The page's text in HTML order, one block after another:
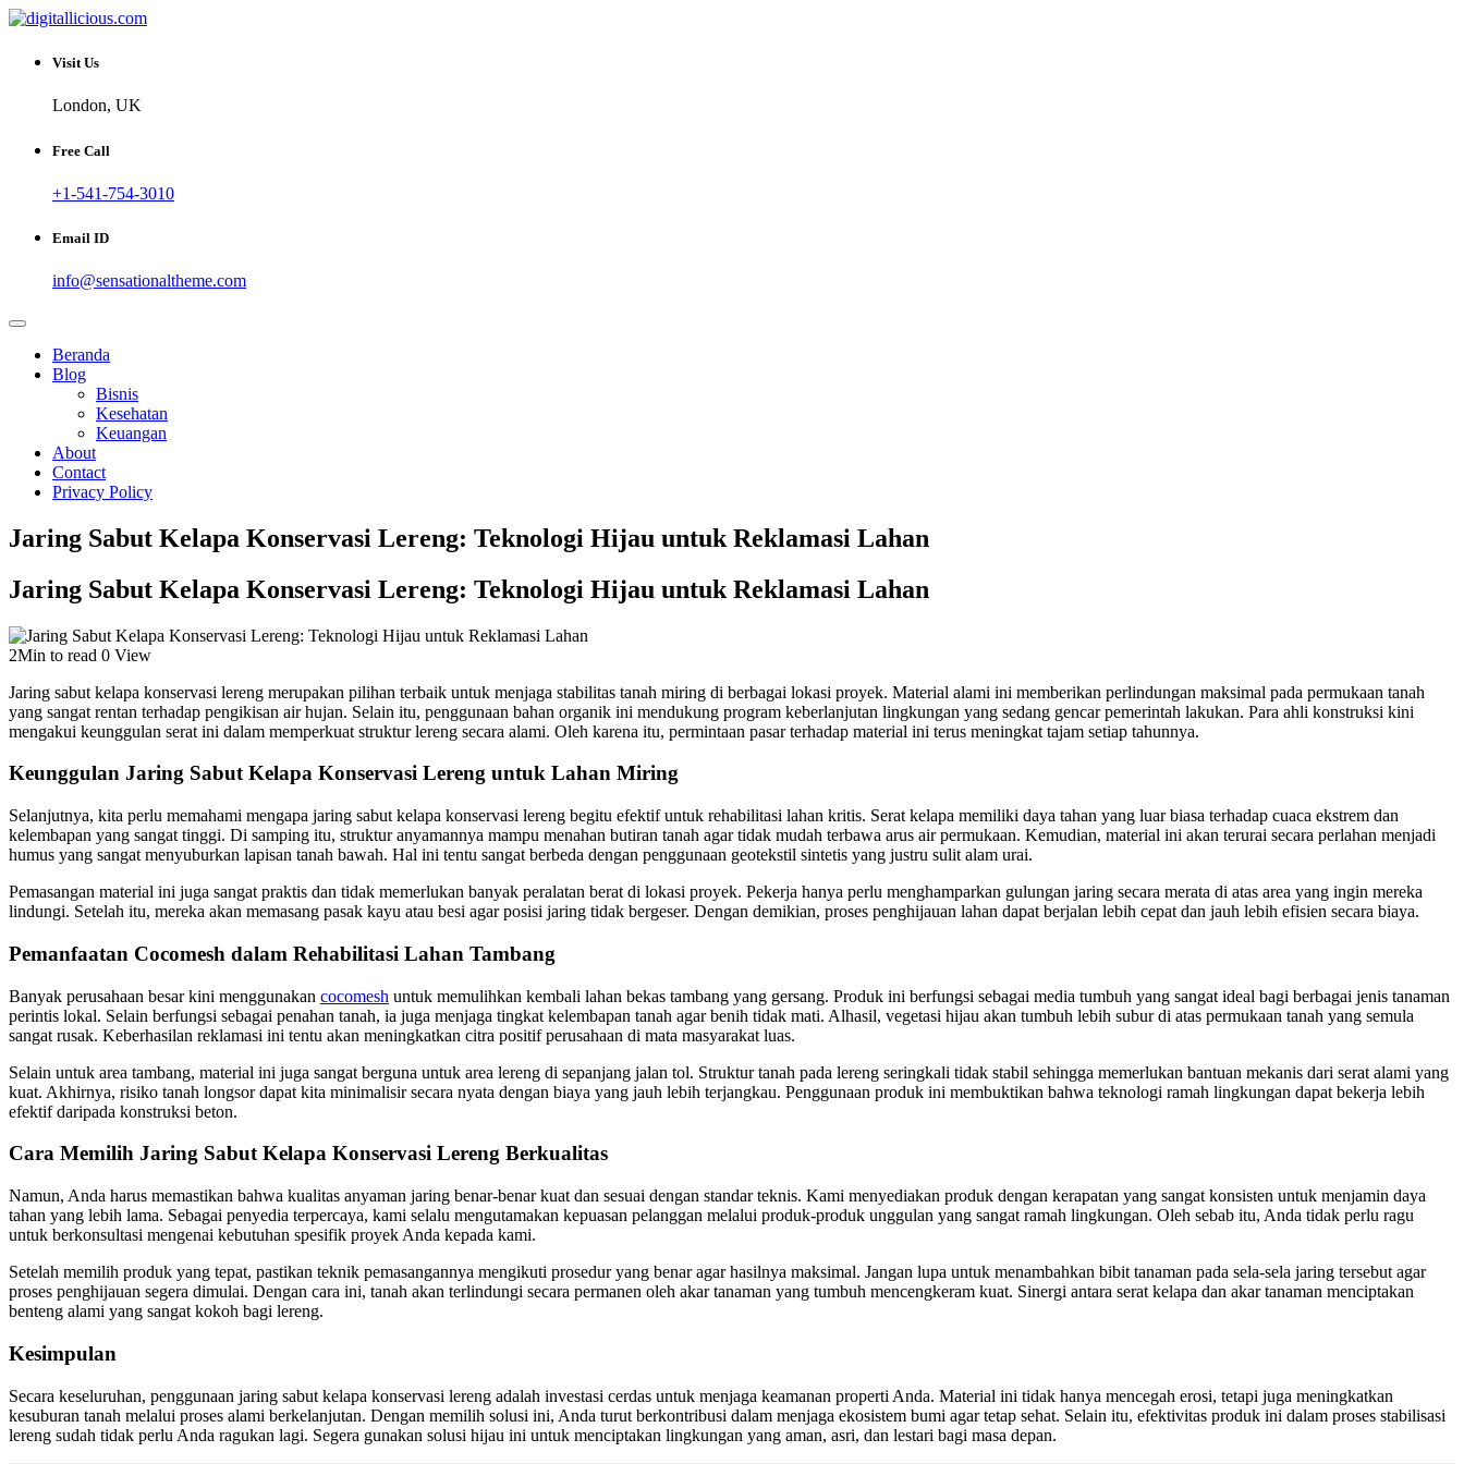
Skip
content
digitallicious.com
Sharing Digital Information
Visit Us
London, UK
Free Call
+1-541-754-3010
Email ID
info@sensationaltheme.com
Beranda
Blog
Bisnis
Kesehatan
Keuangan
About
Contact
Privacy Policy
Jaring Sabut Kelapa Konservasi Lereng: Teknologi Hijau untuk Reklamasi Lahan
Jaring Sabut Kelapa Konservasi Lereng: Teknologi Hijau untuk Reklamasi Lahan
2Min to read 0 View
Jaring sabut kelapa konservasi lereng merupakan pilihan terbaik untuk menjaga stabilitas tanah miring di berbagai lokasi proyek. Material alami ini memberikan perlindungan maksimal pada permukaan tanah
yang sangat rentan terhadap pengikisan air hujan. Selain itu, penggunaan bahan organik ini mendukung program keberlanjutan lingkungan yang sedang gencar pemerintah lakukan. Para ahli konstruksi kini
mengakui keunggulan serat ini dalam memperkuat struktur lereng secara alami. Oleh karena itu, permintaan pasar terhadap material ini terus meningkat tajam setiap tahunnya.
Keunggulan Jaring Sabut Kelapa Konservasi Lereng untuk Lahan Miring
Selanjutnya, kita perlu memahami mengapa jaring sabut kelapa konservasi lereng begitu efektif untuk rehabilitasi lahan kritis. Serat kelapa memiliki daya tahan yang luar biasa terhadap cuaca ekstrem dan
kelembapan yang sangat tinggi. Di samping itu, struktur anyamannya mampu menahan butiran tanah agar tidak mudah terbawa arus air permukaan. Kemudian, material ini akan terurai secara perlahan menjadi
humus yang sangat menyuburkan lapisan tanah bawah. Hal ini tentu sangat berbeda dengan penggunaan geotekstil sintetis yang justru sulit alam urai.
Pemasangan material ini juga sangat praktis dan tidak memerlukan banyak peralatan berat di lokasi proyek. Pekerja hanya perlu menghamparkan gulungan jaring secara merata di atas area yang ingin mereka
lindungi. Setelah itu, mereka akan memasang pasak kayu atau besi agar posisi jaring tidak bergeser. Dengan demikian, proses penghijauan lahan dapat berjalan lebih cepat dan jauh lebih efisien secara biaya.
Pemanfaatan Cocomesh dalam Rehabilitasi Lahan Tambang
Banyak perusahaan besar kini menggunakan cocomesh untuk memulihkan kembali lahan bekas tambang yang gersang. Produk ini berfungsi sebagai media tumbuh yang sangat ideal bagi berbagai jenis tanaman
perintis lokal. Selain berfungsi sebagai penahan tanah, ia juga menjaga tingkat kelembapan tanah agar benih tidak mati. Alhasil, vegetasi hijau akan tumbuh lebih subur di atas permukaan tanah yang semula
sangat rusak. Keberhasilan reklamasi ini tentu akan meningkatkan citra positif perusahaan di mata masyarakat luas.
Selain untuk area tambang, material ini juga sangat berguna untuk area lereng di sepanjang jalan tol. Struktur tanah pada lereng seringkali tidak stabil sehingga memerlukan bantuan mekanis dari serat alami yang
kuat. Akhirnya, risiko tanah longsor dapat kita minimalisir secara nyata dengan biaya yang jauh lebih terjangkau. Penggunaan produk ini membuktikan bahwa teknologi ramah lingkungan dapat bekerja lebih
efektif daripada konstruksi beton.
Cara Memilih Jaring Sabut Kelapa Konservasi Lereng Berkualitas
Namun, Anda harus memastikan bahwa kualitas anyaman jaring benar-benar kuat dan sesuai dengan standar teknis. Kami menyediakan produk dengan kerapatan yang sangat konsisten untuk menjamin daya
tahan yang lebih lama. Sebagai penyedia terpercaya, kami selalu mengutamakan kepuasan pelanggan melalui produk-produk unggulan yang sangat ramah lingkungan. Oleh sebab itu, Anda tidak perlu ragu
untuk berkonsultasi mengenai kebutuhan spesifik proyek Anda kepada kami.
Setelah memilih produk yang tepat, pastikan teknik pemasangannya mengikuti prosedur yang benar agar hasilnya maksimal. Jangan lupa untuk menambahkan bibit tanaman pada sela-sela jaring tersebut agar
proses penghijauan segera dimulai. Dengan cara ini, tanah akan terlindungi secara permanen oleh akar tanaman yang tumbuh mencengkeram kuat. Sinergi antara serat kelapa dan akar tanaman menciptakan
benteng alami yang sangat kokoh bagi lereng.
Kesimpulan
Secara keseluruhan, penggunaan jaring sabut kelapa konservasi lereng adalah investasi cerdas untuk menjaga keamanan properti Anda. Material ini tidak hanya mencegah erosi, tetapi juga meningkatkan
kesuburan tanah melalui proses alami berkelanjutan. Dengan memilih solusi ini, Anda turut berkontribusi dalam menjaga ekosistem bumi agar tetap sehat. Selain itu, efektivitas produk ini dalam proses stabilisasi
lereng sudah tidak perlu Anda ragukan lagi. Segera gunakan solusi hijau ini untuk menciptakan lingkungan yang aman, asri, dan lestari bagi masa depan.